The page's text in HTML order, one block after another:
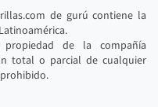
de gurú contiene la
de la compañía
total o parcial de cualquier